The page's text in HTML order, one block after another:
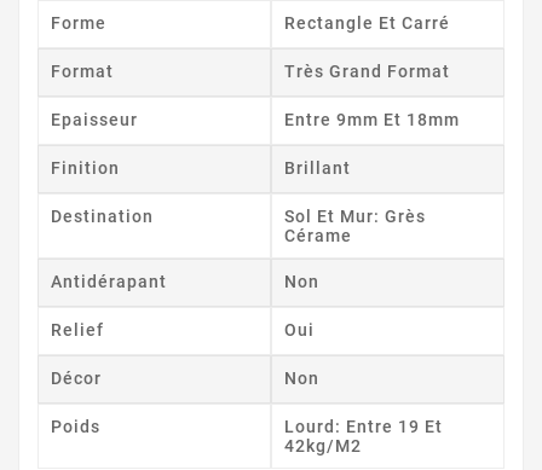
Forme Rectangle Et Carré
Format Très Grand Format
Epaisseur Entre 9mm Et 18mm
Finition Brillant
Destination
Sol Et Mur: Grès
Cérame
Antidérapant Non
Relief Oui
Décor Non
Poids
Lourd: Entre 19 Et
42kg/m2